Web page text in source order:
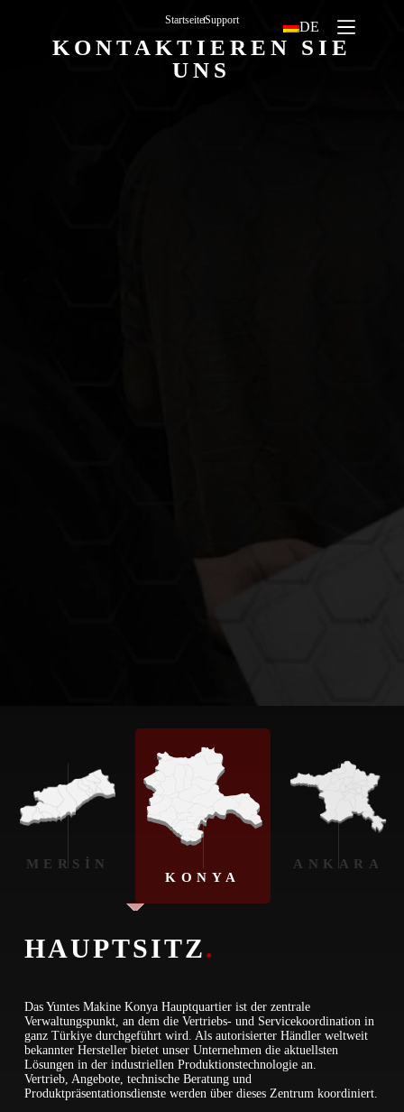
DE
StartseiteSupport
KONTAKTIEREN SIE
UNS
MERSİN
KONYA
ANKARA
HAUPTSITZ.
Das Yuntes Makine Konya Hauptquartier ist der zentrale
Verwaltungspunkt, an dem die Vertriebs- und Servicekoordination in
ganz Türkiye durchgeführt wird. Als autorisierter Händler weltweit
bekannter Hersteller bietet unser Unternehmen die aktuellsten
Lösungen in der industriellen Produktionstechnologie an.
Vertrieb, Angebote, technische Beratung und
Produktpräsentationsdienste werden über dieses Zentrum koordiniert.